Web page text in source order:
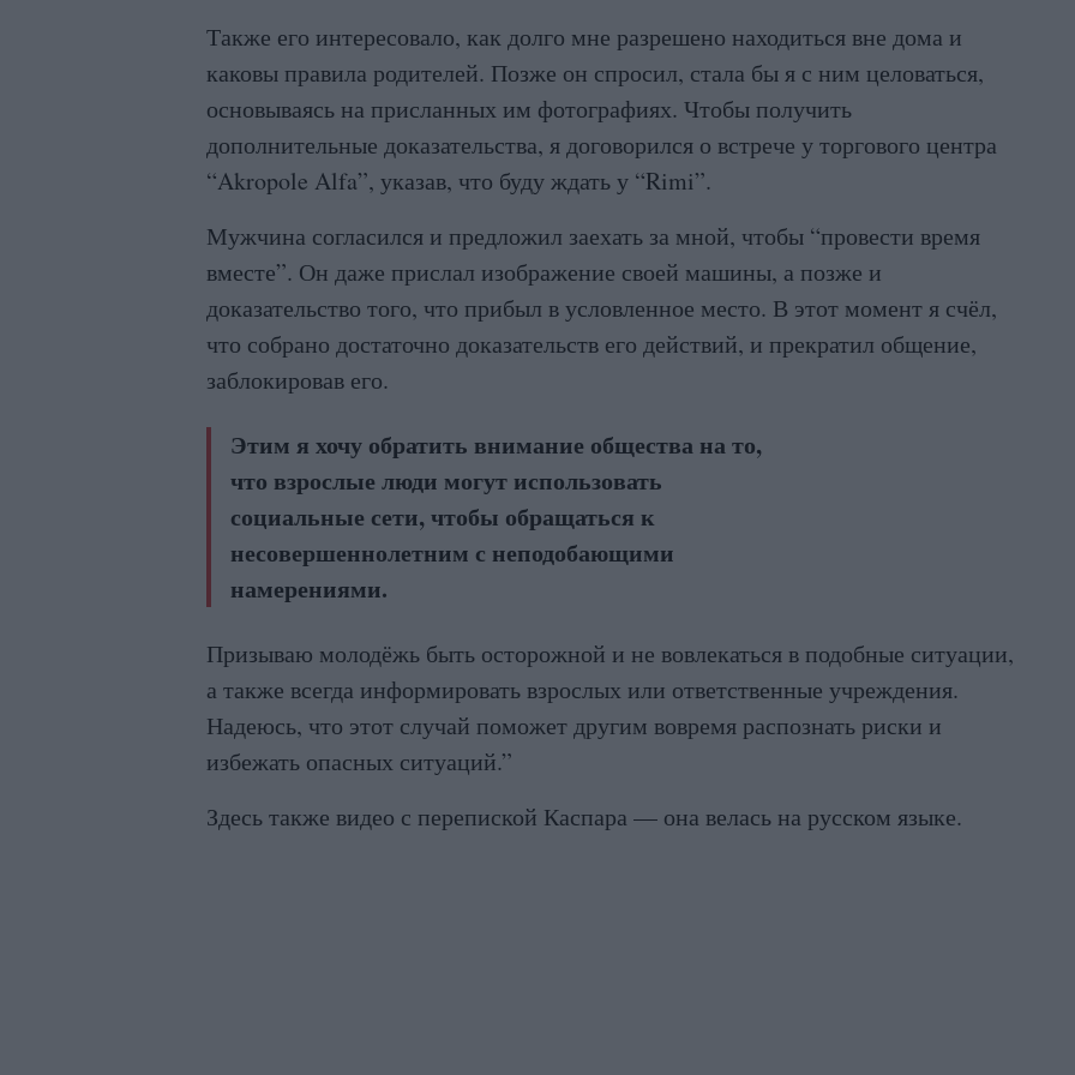
Также его интересовало, как долго мне разрешено находиться вне дома и
каковы правила родителей. Позже он спросил, стала бы я с ним целоваться,
основываясь на присланных им фотографиях. Чтобы получить
дополнительные доказательства, я договорился о встрече у торгового центра
“Akropole Alfa”, указав, что буду ждать у “Rimi”.
Мужчина согласился и предложил заехать за мной, чтобы “провести время
вместе”. Он даже прислал изображение своей машины, а позже и
доказательство того, что прибыл в условленное место. В этот момент я счёл,
что собрано достаточно доказательств его действий, и прекратил общение,
заблокировав его.
Этим я хочу обратить внимание общества на то,
что взрослые люди могут использовать
социальные сети, чтобы обращаться к
несовершеннолетним с неподобающими
намерениями.
Призываю молодёжь быть осторожной и не вовлекаться в подобные ситуации,
а также всегда информировать взрослых или ответственные учреждения.
Надеюсь, что этот случай поможет другим вовремя распознать риски и
избежать опасных ситуаций.”
Здесь также видео с перепиской Каспара — она велась на русском языке.